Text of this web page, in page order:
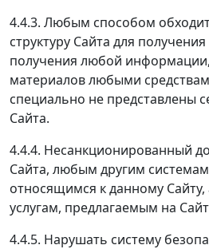
4.4.3. Любым способом
структуру Сайта для
получения любой
материалов любыми
специально не представлены
Сайта.
4.4.4. Несанкционированный
Сайта, любым другим
относящимся к данному
услугам, предлагаемым на
4.4.5. Нарушать систему